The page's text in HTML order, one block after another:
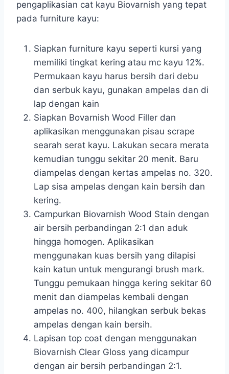
pengaplikasian cat kayu Biovarnish yang tepat
pada furniture kayu:
Siapkan furniture kayu seperti kursi yang
memiliki tingkat kering atau mc kayu 12%.
Permukaan kayu harus bersih dari debu
dan serbuk kayu, gunakan ampelas dan di
lap dengan kain
Siapkan Bovarnish Wood Filler dan
aplikasikan menggunakan pisau scrape
searah serat kayu. Lakukan secara merata
kemudian tunggu sekitar 20 menit. Baru
diampelas dengan kertas ampelas no. 320.
Lap sisa ampelas dengan kain bersih dan
kering.
Campurkan Biovarnish Wood Stain dengan
air bersih perbandingan 2:1 dan aduk
hingga homogen. Aplikasikan
menggunakan kuas bersih yang dilapisi
kain katun untuk mengurangi brush mark.
Tunggu pemukaan hingga kering sekitar 60
menit dan diampelas kembali dengan
ampelas no. 400, hilangkan serbuk bekas
ampelas dengan kain bersih.
Lapisan top coat dengan menggunakan
Biovarnish Clear Gloss yang dicampur
dengan air bersih perbandingan 2:1.